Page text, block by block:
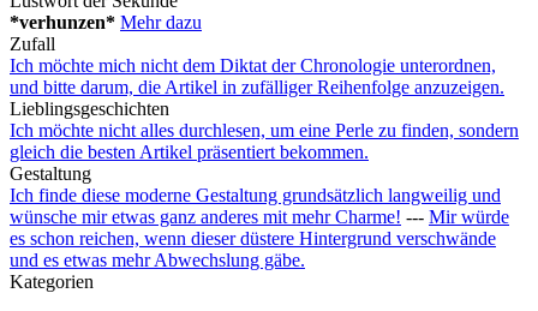
*verhunzen* Mehr dazu
Zufall
Ich möchte mich nicht dem Diktat der Chronologie unterordnen,
und bitte darum, die Artikel in zufälliger Reihenfolge anzuzeigen.
Lieblingsgeschichten
Ich möchte nicht alles durchlesen, um eine Perle zu finden, sondern
gleich die besten Artikel präsentiert bekommen.
Gestaltung
Ich finde diese moderne Gestaltung grundsätzlich langweilig und
wünsche mir etwas ganz anderes mit mehr Charme! --- Mir würde
es schon reichen, wenn dieser düstere Hintergrund verschwände
und es etwas mehr Abwechslung gäbe.
Kategorien